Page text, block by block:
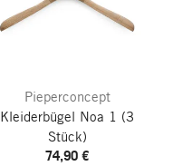
Pieperconcept
Kleiderbügel Noa 1 (3
Stück)
74,90 €